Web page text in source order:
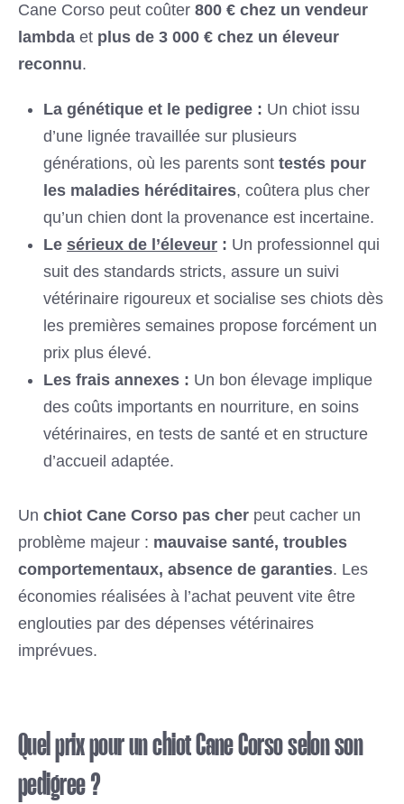
Cane Corso peut coûter 800 € chez un vendeur
lambda et plus de 3 000 € chez un éleveur
reconnu.
La génétique et le pedigree : Un chiot issu
d’une lignée travaillée sur plusieurs
générations, où les parents sont testés pour
les maladies héréditaires, coûtera plus cher
qu’un chien dont la provenance est incertaine.
Le sérieux de l’éleveur : Un professionnel qui
suit des standards stricts, assure un suivi
vétérinaire rigoureux et socialise ses chiots dès
les premières semaines propose forcément un
prix plus élevé.
Les frais annexes : Un bon élevage implique
des coûts importants en nourriture, en soins
vétérinaires, en tests de santé et en structure
d’accueil adaptée.
Un chiot Cane Corso pas cher peut cacher un
problème majeur : mauvaise santé, troubles
comportementaux, absence de garanties. Les
économies réalisées à l’achat peuvent vite être
englouties par des dépenses vétérinaires
imprévues.
Quel prix pour un chiot Cane Corso selon son
pedigree ?